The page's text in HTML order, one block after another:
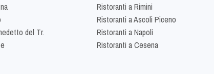
del Tr.
Ristoranti a Rimini
Ristoranti a Ascoli Piceno
Ristoranti a Napoli
Ristoranti a Cesena